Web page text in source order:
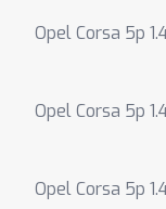
Opel Corsa 5p
Opel Corsa 5p
Opel Corsa 5p